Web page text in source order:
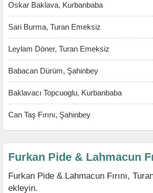
Oskar Baklava, Kurbanbaba
Sari Burma, Turan Emeksiz
Leylam Döner, Turan Emeksiz
Babacan Dürüm, Şahinbey
Baklavacı Topcuoglu, Kurbanbaba
Can Taş Fırını, Şahinbey
Furkan Pide & Lahmacun
Furkan Pide & Lahmacun Fırını,
ekleyin.